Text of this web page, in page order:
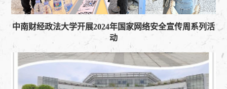
中南财经政法大学开展2024年国家网络安全宣传周系列活
动